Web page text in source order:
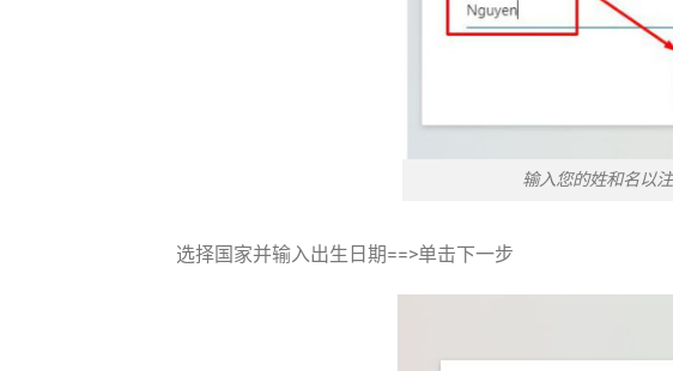
输入您的姓和名以
选择国家并输入出生日期==>单击下一步